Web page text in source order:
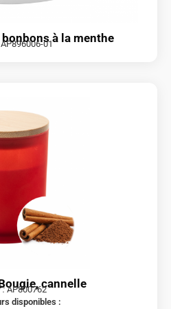
à la menthe
01
cannelle
:AP800762
disponibles :